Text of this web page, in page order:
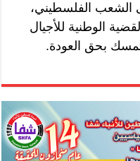
الشعب الفلسطيني،
الوطنية للأجيال
بحق العودة.